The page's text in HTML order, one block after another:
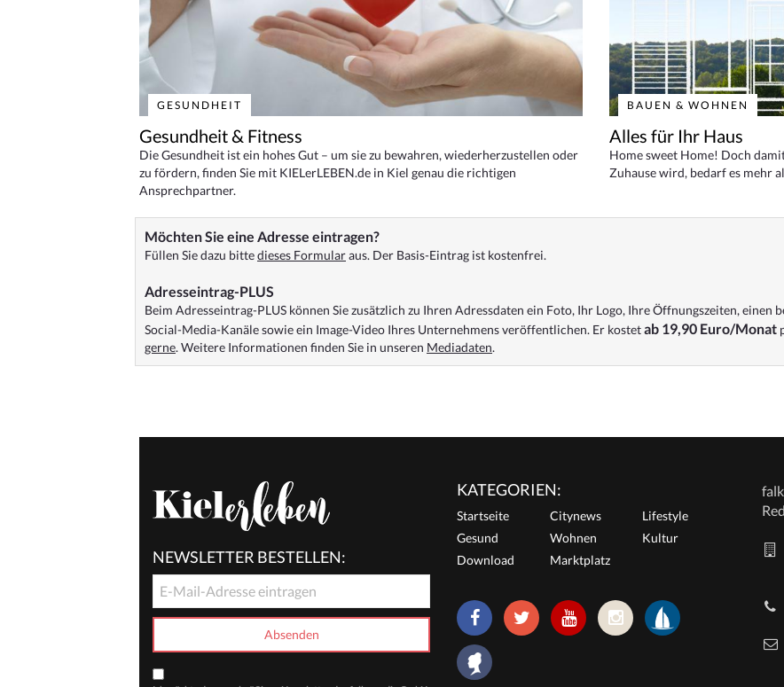
GESUNDHEIT
Gesundheit & Fitness
Die Gesundheit ist ein hohes Gut – um sie zu bewahren, wiederherzustellen oder
zu fördern, finden Sie mit KIELerLEBEN.de in Kiel genau die richtigen
Ansprechpartner.
BAUEN & WOHNEN
Alles für Ihr Haus
Home sweet Home! Doch
Zuhause wird, bedarf es mehr
Möchten Sie eine Adresse eintragen?
Füllen Sie dazu bittedieses Formularaus. Der Basis-Eintrag ist kostenfrei.
Adresseintrag-PLUS
Beim Adresseintrag-PLUS können Sie zusätzlich zu Ihren Adressdaten ein Foto, Ihr Logo, Ihre Öffnungszeiten, einen
Social-Media-Kanäle sowie ein Image-Video Ihres Unternehmens veröffentlichen. Er kostetab 19,90 Euro/Monat
gerne. Weitere Informationen finden Sie in unseren Mediadaten.
NEWSLETTER BESTELLEN:
KATEGORIEN:
Startseite Citynews
Lifestyle
Gesund
Wohnen
Kultur
Download
Marktplatz